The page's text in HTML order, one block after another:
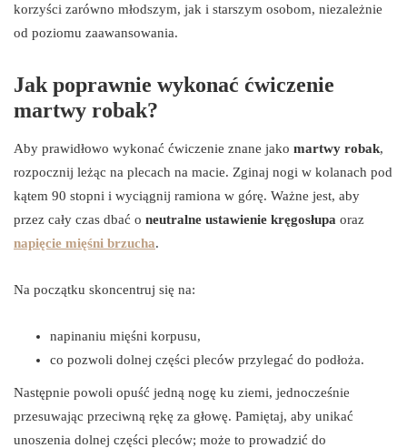
korzyści zarówno młodszym, jak i starszym osobom, niezależnie
od poziomu zaawansowania.
Jak poprawnie wykonać ćwiczenie
martwy robak?
Aby prawidłowo wykonać ćwiczenie znane jako martwy robak,
rozpocznij leżąc na plecach na macie. Zginaj nogi w kolanach pod
kątem 90 stopni i wyciągnij ramiona w górę. Ważne jest, aby
przez cały czas dbać o neutralne ustawienie kręgosłupa oraz
napięcie mięśni brzucha.
Na początku skoncentruj się na:
napinaniu mięśni korpusu,
co pozwoli dolnej części pleców przylegać do podłoża.
Następnie powoli opuść jedną nogę ku ziemi, jednocześnie
przesuwając przeciwną rękę za głowę. Pamiętaj, aby unikać
unoszenia dolnej części pleców; może to prowadzić do